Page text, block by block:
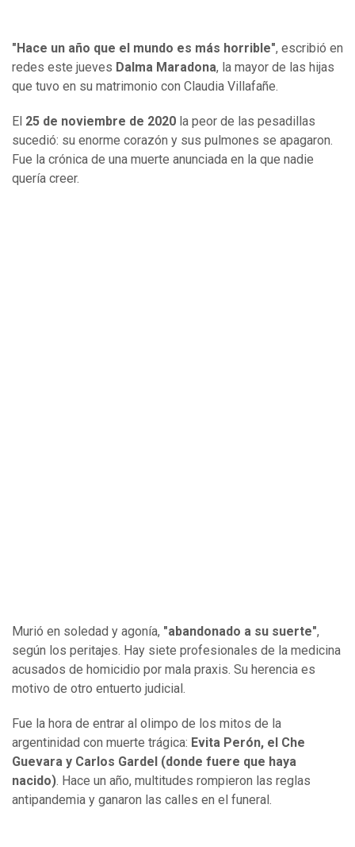
"Hace un año que el mundo es más horrible", escribió en
redes este jueves Dalma Maradona, la mayor de las hijas
que tuvo en su matrimonio con Claudia Villafañe.
El 25 de noviembre de 2020 la peor de las pesadillas
sucedió: su enorme corazón y sus pulmones se apagaron.
Fue la crónica de una muerte anunciada en la que nadie
quería creer.
Murió en soledad y agonía, "abandonado a su suerte",
según los peritajes. Hay siete profesionales de la medicina
acusados de homicidio por mala praxis. Su herencia es
motivo de otro entuerto judicial.
Fue la hora de entrar al olimpo de los mitos de la
argentinidad con muerte trágica: Evita Perón, el Che
Guevara y Carlos Gardel (donde fuere que haya
nacido) . Hace un año, multitudes rompieron las reglas
antipandemia y ganaron las calles en el funeral.